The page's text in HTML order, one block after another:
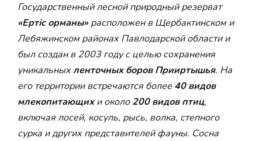
Государственный лесной природный резерват
«Ертіс орманы» расположен в Щербактинском и
Лебяжинском районах Павлодарской области и
был создан в 2003 году с целью сохранения
уникальныхленточных боров Прииртышья. На
его территории встречаются более40 видов
млекопитающихи около200 видов птиц,
включая лосей, косуль, рысь, волка, степного
сурка и других представителей фауны. Сосна